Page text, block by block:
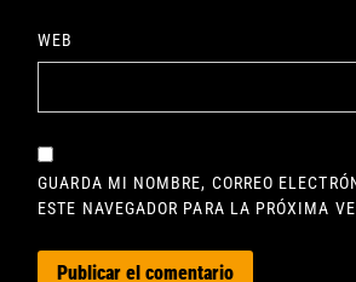
WEB
GUARDA MI NOMBRE, CORREO
ESTE NAVEGADOR PARA LA PRÓXIMA